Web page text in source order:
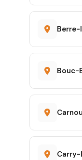
Berre-
Bouc-